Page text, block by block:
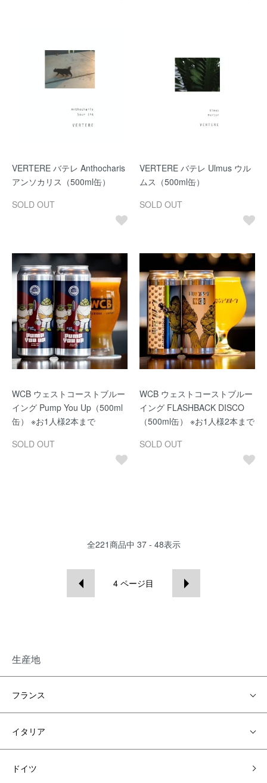
VERTERE バテレ Anthocharis
アンソカリス（500ml缶）
SOLD OUT
VERTERE バテレ Ulmus ウル
ムス（500ml缶）
SOLD OUT
WCB ウェストコーストブルー
イング Pump You Up（500ml
缶） ※お1人様2本まで
SOLD OUT
WCB ウェストコーストブルー
イング FLASHBACK DISCO
（500ml缶） ※お1人様2本まで
SOLD OUT
全221商品中 37 - 48表示
4 ページ目
生産地
フランス
イタリア
ドイツ